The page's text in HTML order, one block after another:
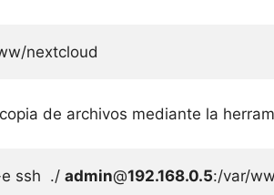
nextcloud
de archivos mediante la
ssh  ./ admin@192.168.0.5:/var/